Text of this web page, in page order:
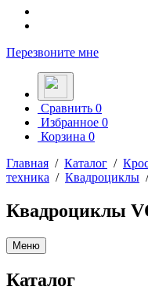
Перезвоните мне
Сравнить 0
Избранное 0
Корзина 0
Главная / Каталог /
техника / Квадроциклы
Квадроциклы
Меню
Каталог